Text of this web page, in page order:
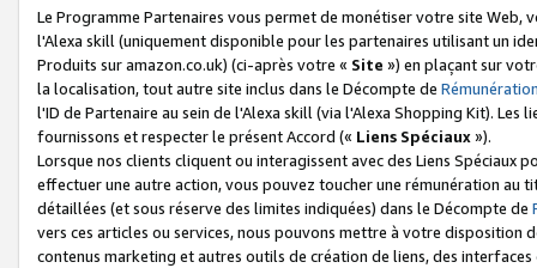
Le Programme Partenaires vous permet de monétiser votre site Web,
l'Alexa skill (uniquement disponible pour les partenaires utilisant un
Produits sur amazon.co.uk) (ci-après votre « Site ») en plaçant sur
la localisation, tout autre site inclus dans le Décompte de
l'ID de Partenaire au sein de l'Alexa skill (via l'Alexa Shopping Kit).
fournissons et respecter le présent Accord (« Liens Spéciaux»).
Lorsque nos clients cliquent ou interagissent avec des Liens Spéciaux
effectuer une autre action, vous pouvez toucher une rémunération
détaillées (et sous réserve des limites indiquées) dans le Décompte de
vers ces articles ou services, nous pouvons mettre à votre disposition
contenus marketing et autres outils de création de liens, des